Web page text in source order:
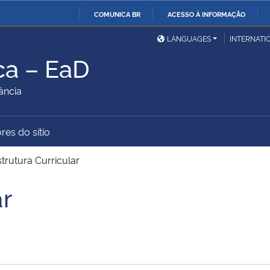
COMUNICA BR ACESSO À INFORMAÇÃO
Ministério da Defesa
Ministério das Relações
Exteriores
Ministério da Cidadania
Ministério do
Desenvolvimento Regional
LANGUAGES
– EaD
do sítio
Curricular